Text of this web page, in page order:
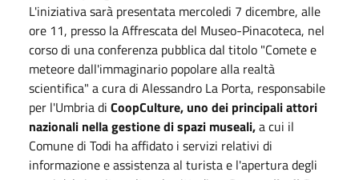
L'iniziativa sarà presentata mercoledi 7 dicembre, alle
ore 11, presso la Affrescata del Museo-Pinacoteca, nel
corso di una conferenza pubblica dal titolo "Comete e
meteore dall'immaginario popolare alla realtà
scientifica" a cura di Alessandro La Porta, responsabile
per l'Umbria di CoopCulture, uno dei principali attori
nazionali nella gestione di spazi museali,a cui il
Comune di Todi ha affidato i servizi relativi di
informazione e assistenza al turista e l'apertura degli